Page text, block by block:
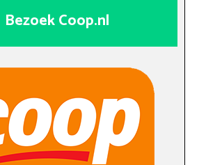
Bezoek Coop.nl